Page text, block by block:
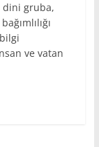
dini gruba,
ve vatan